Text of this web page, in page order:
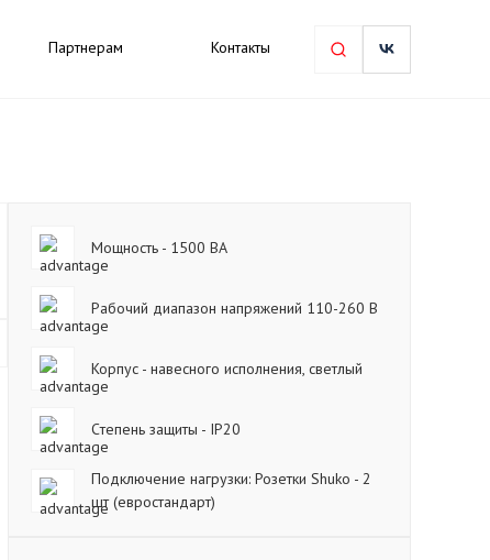
Партнерам Контакты
Мощность - 1500 ВА
Рабочий диапазон напряжений 110-260 В
Корпус - навесного исполнения, светлый
Cтепень защиты - IP20
Подключение нагрузки: Розетки Shuko - 2
шт (евростандарт)